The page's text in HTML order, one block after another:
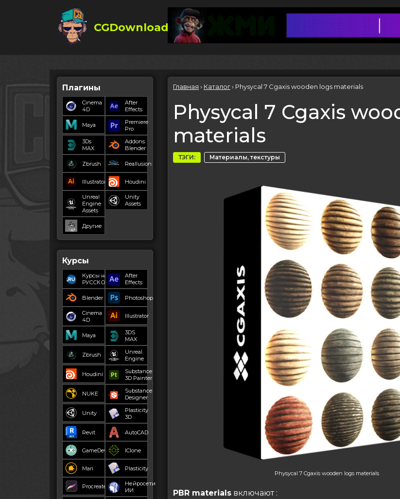
CGDownload
Плагины
Cinema
4D
After
Effects
Maya
Premiere
Pro
3Ds
MAX
Addons
Blender
Zbrush Reallusion
Illustrator Houdini
Unreal
Engine
Assets
Unity
Assets
Другие
Курсы
Курсы на
РУССКОМ
After
Effects
Blender Photoshop
Cinema
4D
Illustrator
Maya
3DS
MAX
Zbrush
Unreal
Engine
Houdini
Substance
3D Painter
NUKE
Substance
Designer
Unity
Plasticity
3D
Revit AutoCAD
GameDev IClone
Mari Plasticity
Procreate
Нейросети
ИИ
Главная › Каталог› Physycal 7 Cgaxis wooden logs materials
Physycal 7 Cgaxis
materials
ТЭГИ: Материалы, текстуры
Physycal 7 Cgaxis wooden logs materials
PBR materials включают :